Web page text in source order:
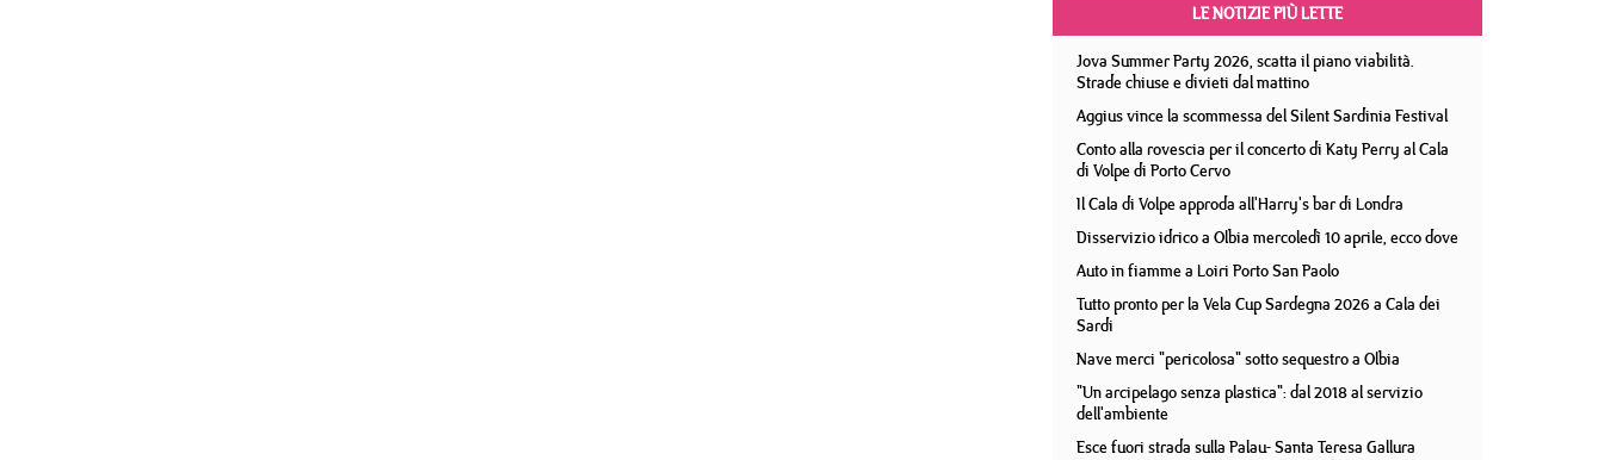
LE NOTIZIE PIÙ LETTE
Jova Summer Party 2026, scatta il piano viabilità.
Strade chiuse e divieti dal mattino
Aggius vince la scommessa del Silent Sardinia Festival
Conto alla rovescia per il concerto di Katy Perry al Cala
di Volpe di Porto Cervo
Il Cala di Volpe approda all'Harry's bar di Londra
Disservizio idrico a Olbia mercoledì 10 aprile, ecco dove
Auto in fiamme a Loiri Porto San Paolo
Tutto pronto per la Vela Cup Sardegna 2026 a Cala dei
Sardi
Nave merci "pericolosa" sotto sequestro a Olbia
"Un arcipelago senza plastica": dal 2018 al servizio
dell'ambiente
Esce fuori strada sulla Palau- Santa Teresa Gallura